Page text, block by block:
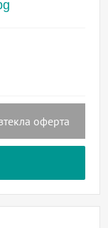
оферта